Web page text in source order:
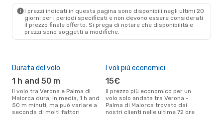
I prezzi indicati in questa pagina sono disponibili negli ultimi 20
giorni per i periodi specificati e non devono essere considerati
il ​​prezzo finale offerto. Si prega di notare che disponibilità e
prezzi sono soggetti a modifiche.
Durata del volo
1 h and 50 m
Il volo tra Verona e Palma di
Maiorca dura, in media, 1 h and
50 m minuti, ma può variare a
seconda di molti fattori
I voli più economici
15€
Il prezzo più economico per un
volo solo andata tra Verona -
Palma di Maiorca trovato dai
nostri clienti nelle ultime 72 ore